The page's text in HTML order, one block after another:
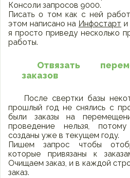
Консоли запросов 9000.
Писать о том как с ней
этом написано на Инфостарт и
я просто приведу несколько
работы.
Отвязать
заказов
После свертки базы
прошлый год не снялись с
были заказы на
проведение нельзя,
созданы уже в текущем году.
Пишем запрос чтобы
которые привязаны к
Очищаем заказ, и в каждой
заказ.